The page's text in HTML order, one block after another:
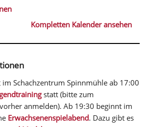
Kompletten Kalender ansehen
im Schachzentrum Spinnmühle ab 17:00
statt (bitte zum
anmelden). Ab 19:30 beginnt im
Erwachsenenspielabend. Dazu gibt es